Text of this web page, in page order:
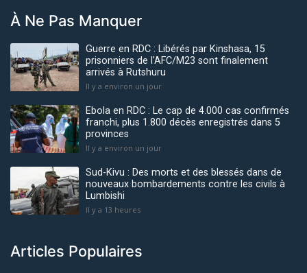
À Ne Pas Manquer
Guerre en RDC : Libérés par Kinshasa, 15
prisonniers de l'AFC/M23 sont finalement
arrivés à Rutshuru
Il y a environ un jour
Ebola en RDC : Le cap de 4.000 cas confirmés
franchi, plus 1.800 décès enregistrés dans 5
provinces
Il y a environ un jour
Sud-Kivu : Des morts et des blessés dans de
nouveaux bombardements contre les civils à
Lumbishi
Il y a 13 heures
Articles Populaires